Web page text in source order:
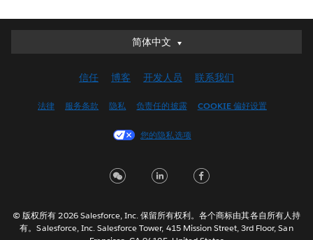
简体中文
简体中文
English (UK)
Français (Canada)
Italiano
한국어
Nederlands
信任 博客 开发人员 联系我们
法律 服务条款 隐私 负责任的披露 COOKIE 偏好设置
您的隐私选项
© 版权所有 2026 Salesforce, Inc. 保留所有权利。各个商标由其各自所有人持
有。Salesforce, Inc. Salesforce Tower, 415 Mission Street, 3rd Floor, San